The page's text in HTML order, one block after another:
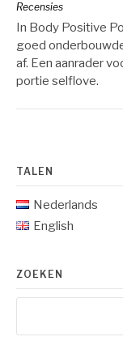
Recensies
In Body Positive
goed
af. Een aanrader
portie selflove.
TALEN
Nederlands
English
ZOEKEN